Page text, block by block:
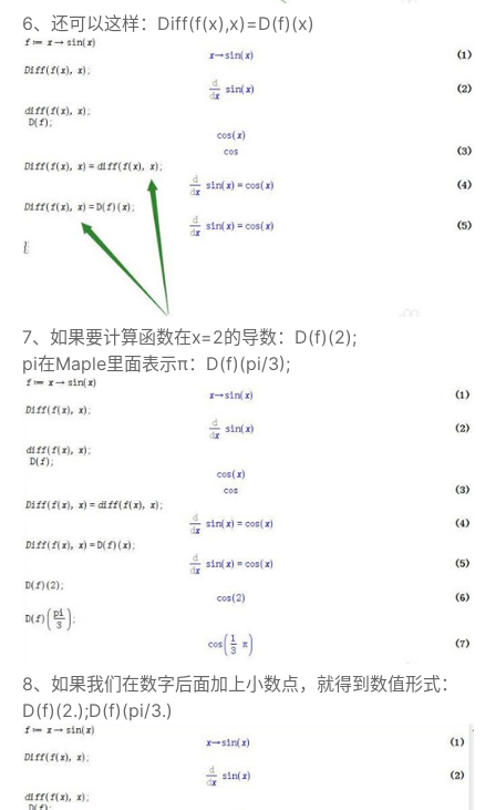
6、还可以这样：Diff(f(x),x)=D(f)(x)
7、如果要计算函数在x=2的导数：D(f)(2);
pi在Maple里面表示π：D(f)(pi/3);
8、如果我们在数字后面加上小数点，就得到数值形式：
D(f)(2.);D(f)(pi/3.)